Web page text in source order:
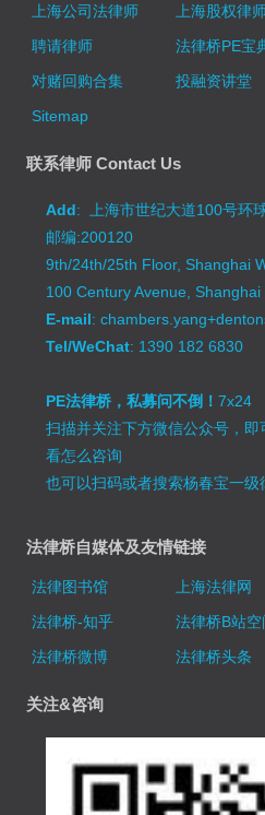
上海公司法律师
上海股权律
聘请律师
法律桥PE宝
对赌回购合集
投融资讲堂
Sitemap
联系律师 Contact Us
Add: 上海市世纪大道100号环
邮编:200120
9th/24th/25th Floor, Shanghai
100 Century Avenue,
E-mail:
Tel/WeChat: 1390 182 6830
PE法律桥，私募问不倒！7x24
扫描并关注下方微信公众号，即
看怎么咨询
也可以扫码或者搜索杨春宝一
法律桥自媒体及友情链接
法律图书馆 上海法律网
法律桥-知乎
法律桥B站空
法律桥微博
法律桥头条
关注&咨询